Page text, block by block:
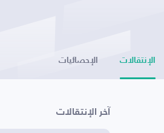
الإنتقالات الإحصائيات
آخر الإنتقالات